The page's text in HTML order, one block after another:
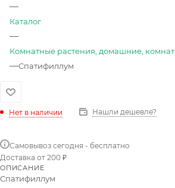
—
Каталог
—
Комнатные растения, домашние,
—Спатифиллум
Нет в наличии Нашли дешевле?
Самовывоз сегодня - бесплатно
Доставка от 200 ₽
ОПИСАНИЕ
Спатифиллум